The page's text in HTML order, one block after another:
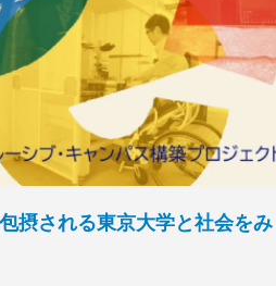
摂される東京大学と社会をみ